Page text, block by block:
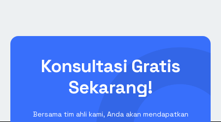
Konsultasi Gratis
Sekarang!
Bersama tim ahli kami, Anda akan mendapatkan